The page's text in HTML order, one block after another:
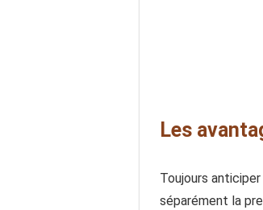
Les
Toujours
séparément la